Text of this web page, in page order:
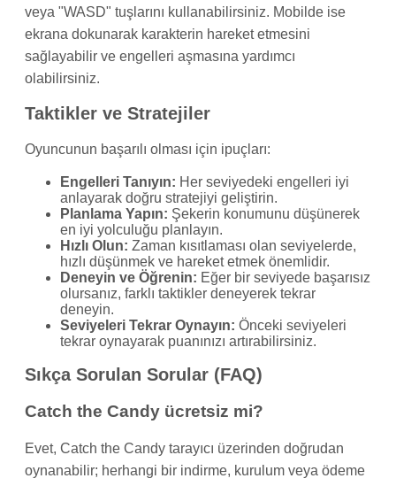
veya "WASD" tuşlarını kullanabilirsiniz. Mobilde ise
ekrana dokunarak karakterin hareket etmesini
sağlayabilir ve engelleri aşmasına yardımcı
olabilirsiniz.
Taktikler ve Stratejiler
Oyuncunun başarılı olması için ipuçları:
Engelleri Tanıyın: Her seviyedeki engelleri iyi
anlayarak doğru stratejiyi geliştirin.
Planlama Yapın: Şekerin konumunu düşünerek
en iyi yolculuğu planlayın.
Hızlı Olun: Zaman kısıtlaması olan seviyelerde,
hızlı düşünmek ve hareket etmek önemlidir.
Deneyin ve Öğrenin: Eğer bir seviyede başarısız
olursanız, farklı taktikler deneyerek tekrar
deneyin.
Seviyeleri Tekrar Oynayın: Önceki seviyeleri
tekrar oynayarak puanınızı artırabilirsiniz.
Sıkça Sorulan Sorular (FAQ)
Catch the Candy ücretsiz mi?
Evet, Catch the Candy tarayıcı üzerinden doğrudan
oynanabilir; herhangi bir indirme, kurulum veya ödeme